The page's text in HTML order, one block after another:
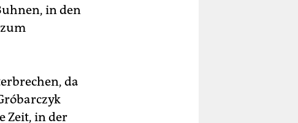
in den
da
Zeit, in der